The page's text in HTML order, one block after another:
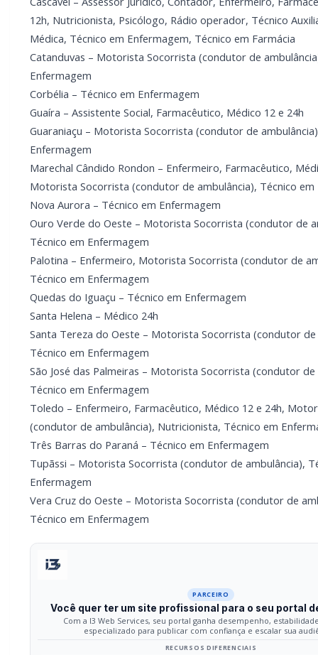
12h, Nutricionista, Psicólogo, Rádio operador, Técnico
Médica, Técnico em Enfermagem, Técnico em Farmácia
Catanduvas – Motorista Socorrista (condutor de
Enfermagem
Corbélia – Técnico em Enfermagem
Guaíra – Assistente Social, Farmacêutico, Médico 12 e 24h
Guaraniaçu – Motorista Socorrista (condutor de
Enfermagem
Marechal Cândido Rondon – Enfermeiro, Farmacêutico,
Motorista Socorrista (condutor de ambulância), Técnico em
Nova Aurora – Técnico em Enfermagem
Ouro Verde do Oeste – Motorista Socorrista (condutor de
Técnico em Enfermagem
Palotina – Enfermeiro, Motorista Socorrista (condutor de
Técnico em Enfermagem
Quedas do Iguaçu – Técnico em Enfermagem
Santa Helena – Médico 24h
Santa Tereza do Oeste – Motorista Socorrista (condutor de
Técnico em Enfermagem
São José das Palmeiras – Motorista Socorrista (condutor de
Técnico em Enfermagem
Toledo – Enfermeiro, Farmacêutico, Médico 12 e 24h,
(condutor de ambulância), Nutricionista, Técnico em
Três Barras do Paraná – Técnico em Enfermagem
Tupãssi – Motorista Socorrista (condutor de ambulância),
Enfermagem
Vera Cruz do Oeste – Motorista Socorrista (condutor de
Técnico em Enfermagem
PARCEIRO
Você quer ter um site profissional para o seu portal
Com a I3 Web Services, seu portal ganha desempenho,
especializado para publicar com confiança e escalar sua
RECURSOS DIFERENCIAIS